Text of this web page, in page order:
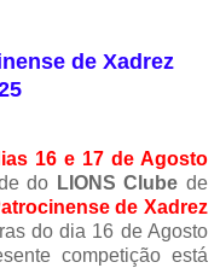
de Xadrez
16 e 17 de Agosto
do LIONS Clube de
de Xadrez
do dia 16 de Agosto
competição está